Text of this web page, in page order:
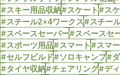
#スキー用品収納#スケート#ス
#スチール2×4ワークス#スチー
#スペースセーバー#スペースセ
#スポーツ用品#スマート#スマ
#セルフビルド#ソロキャンプ#
#タイヤ収納#チェアリング#デ